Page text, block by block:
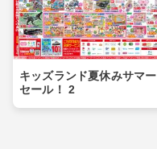
キッズランド夏休みサマー
セール！ 2